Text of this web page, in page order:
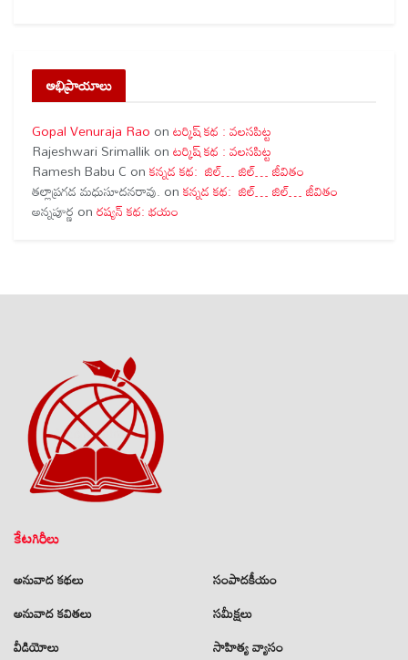
అభిప్రాయాలు
Gopal Venuraja Rao onటర్కిష్ కథ : వలసపిట్ట
Rajeshwari Srimallik onటర్కిష్ కథ : వలసపిట్ట
Ramesh Babu C onకన్నడ కథ: జిల్… జిల్… జీవితం
తల్లాప్రగడ మధుసూదనరావు. onకన్నడ కథ: జిల్… జిల్… జీవితం
అన్నపూర్ణ onరష్యన్ కథ: భయం
కేటగిరీలు
అనువాద కథలు
అనువాద కవితలు
వీడియోలు
సంపాదకీయం
సమీక్షలు
సాహిత్య వ్యాసం